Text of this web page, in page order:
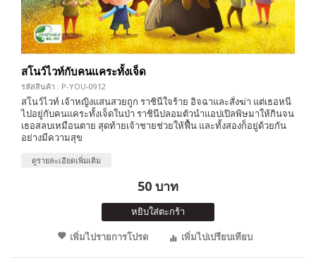
สโนว์ไวท์กับคนแคระทั้งเจ็ด
รหัสสินค้า : P-YOU-0912
สโนว์ไวท์ เจ้าหญิงแสนสวยถูก ราชินีใจร้าย อิจฉาและสั่งฆ่า แต่เธอหนี
ไปอยู่กับคนแคระทั้งเจ็ดในป่า ราชินีปลอมตัวนำแอปเปิลพิษมาให้กินจน
เธอสลบเหมือนตาย สุดท้ายเจ้าชายช่วยให้ฟื้น และทั้งสองก็อยู่ด้วยกัน
อย่างมีความสุข
ดูรายละเอียดเพิ่มเติม
50 บาท
หยิบใส่ตะกร้า
เพิ่มไปรายการโปรด
เพิ่มไปเปรียบเทียบ